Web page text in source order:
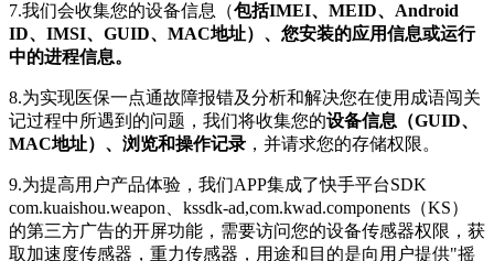
7.我们会收集您的设备信息（包括IMEI、MEID、Android
ID、IMSI、GUID、MAC地址）、您安装的应用信息或运行
中的进程信息。
8.为实现医保一点通故障报错及分析和解决您在使用成语闯关
记过程中所遇到的问题，我们将收集您的设备信息（GUID、
MAC地址）、浏览和操作记录 ，并请求您的存储权限。
9.为提高用户产品体验，我们APP集成了快手平台SDK
com.kuaishou.weapon、kssdk-ad,com.kwad.components（KS）
的第三方广告的开屏功能，需要访问您的设备传感器权限，获
取加速度传感器，重力传感器，用途和目的是向用户提供"摇